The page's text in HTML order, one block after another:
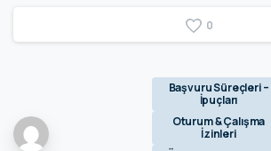
0
Başvuru Süreçleri –
İpuçları
Oturum & Çalışma
İzinleri